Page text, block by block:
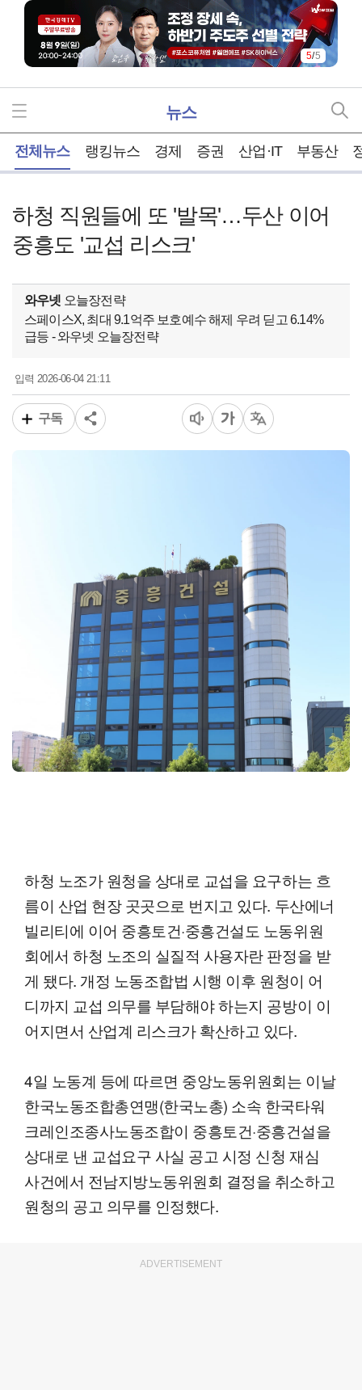
5/5
뉴스
전체뉴스 랭킹뉴스 경제 증권 산업·IT 부동산
하청 직원들에 또 '발목'…두산 이어
중흥도 '교섭 리스크'
와우넷 오늘장전략
스페이스X, 최대 9.1억주 보호예수 해제 우려 딛고 6.14%
급등 - 와우넷 오늘장전략
입력2026-06-04 21:11
구독
하청 노조가 원청을 상대로 교섭을 요구하는 흐
름이 산업 현장 곳곳으로 번지고 있다. 두산에너
빌리티에 이어 중흥토건·중흥건설도 노동위원
회에서 하청 노조의 실질적 사용자란 판정을 받
게 됐다. 개정 노동조합법 시행 이후 원청이 어
디까지 교섭 의무를 부담해야 하는지 공방이 이
어지면서 산업계 리스크가 확산하고 있다.
4일 노동계 등에 따르면 중앙노동위원회는 이날
한국노동조합총연맹(한국노총) 소속 한국타워
크레인조종사노동조합이 중흥토건·중흥건설을
상대로 낸 교섭요구 사실 공고 시정 신청 재심
사건에서 전남지방노동위원회 결정을 취소하고
원청의 공고 의무를 인정했다.
ADVERTISEMENT